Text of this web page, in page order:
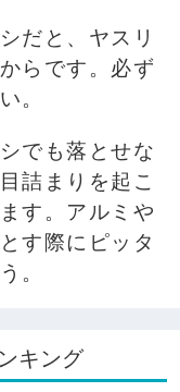
だと、ヤスリ
らです。必ず
。
でも落とせな
詰まりを起こ
す。アルミや
す際にピッタ
。
キング